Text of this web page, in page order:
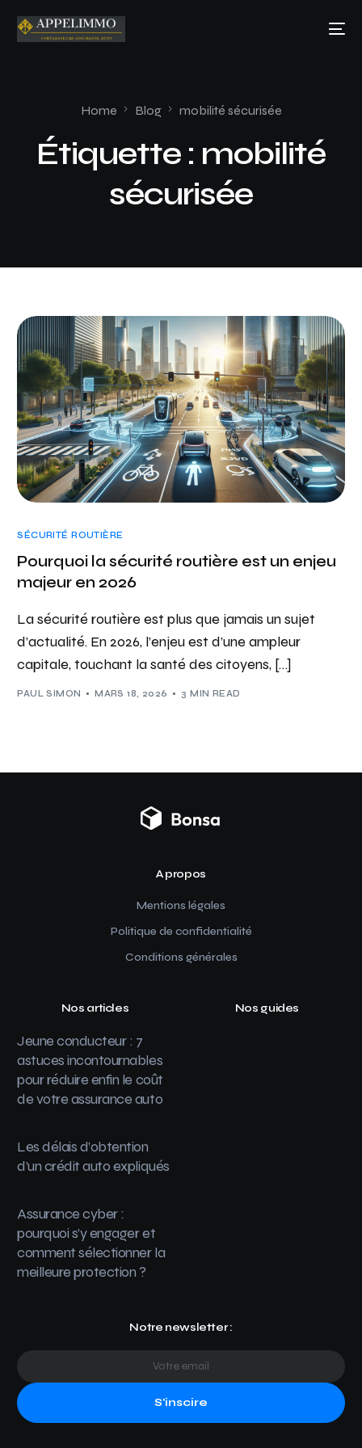
Home Blog mobilité sécurisée
Étiquette : mobilité
sécurisée
SÉCURITÉ ROUTIÈRE
Pourquoi la sécurité routière est un enjeu
majeur en 2026
La sécurité routière est plus que jamais un sujet
d’actualité. En 2026, l’enjeu est d’une ampleur
capitale, touchant la santé des citoyens, […]
PAUL SIMON MARS 18, 2026 3 MIN READ
A propos
Mentions légales
Politique de confidentialité
Conditions générales
Nos articles
Jeune conducteur : 7
astuces incontournables
pour réduire enfin le coût
de votre assurance auto
Les délais d’obtention
d’un crédit auto expliqués
Assurance cyber :
pourquoi s’y engager et
comment sélectionner la
meilleure protection ?
Nos guides
Notre newsletter :
S'inscire